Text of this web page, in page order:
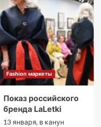
Fashion маркеты
Показ российского
бренда LaLetki
13 января, в канун